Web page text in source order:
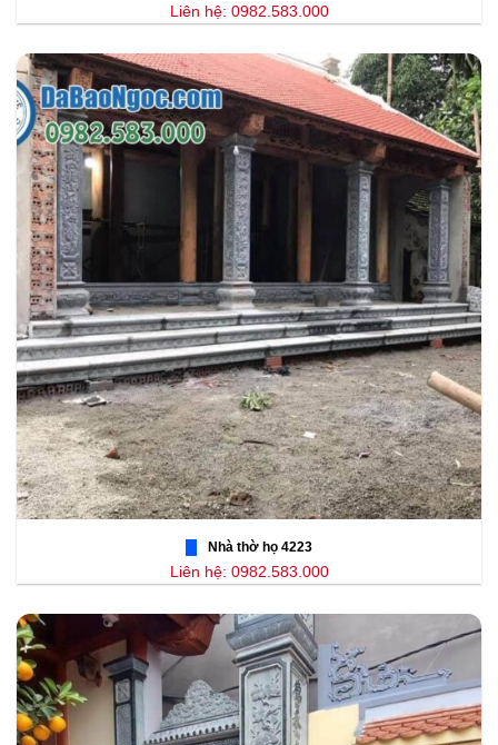
Liên hệ: 0982.583.000
Nhà thờ họ 4223
Liên hệ: 0982.583.000